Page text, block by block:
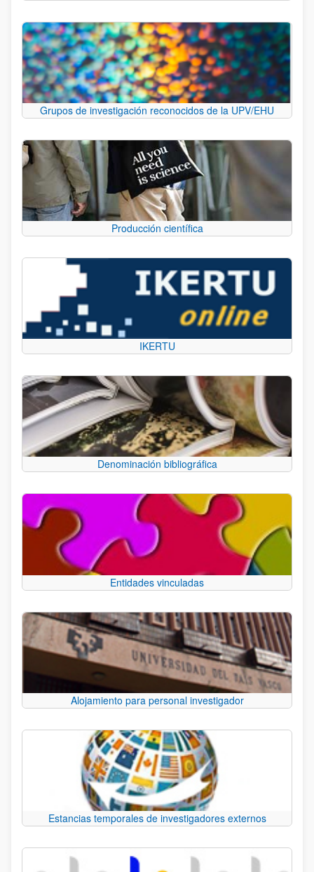
Grupos de investigación reconocidos de la UPV/EHU
Producción científica
IKERTU
Denominación bibliográfica
Entidades vinculadas
Alojamiento para personal investigador
Estancias temporales de investigadores externos